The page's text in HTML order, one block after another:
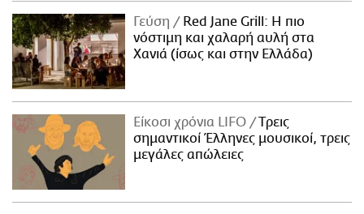
Γεύση
Red Jane Grill: Η πιο
νόστιμη και χαλαρή αυλή στα
Χανιά (ίσως και στην Ελλάδα)
Είκοσι χρόνια LIFO
Tρεις
σημαντικοί Έλληνες μουσικοί, τρεις
μεγάλες απώλειες